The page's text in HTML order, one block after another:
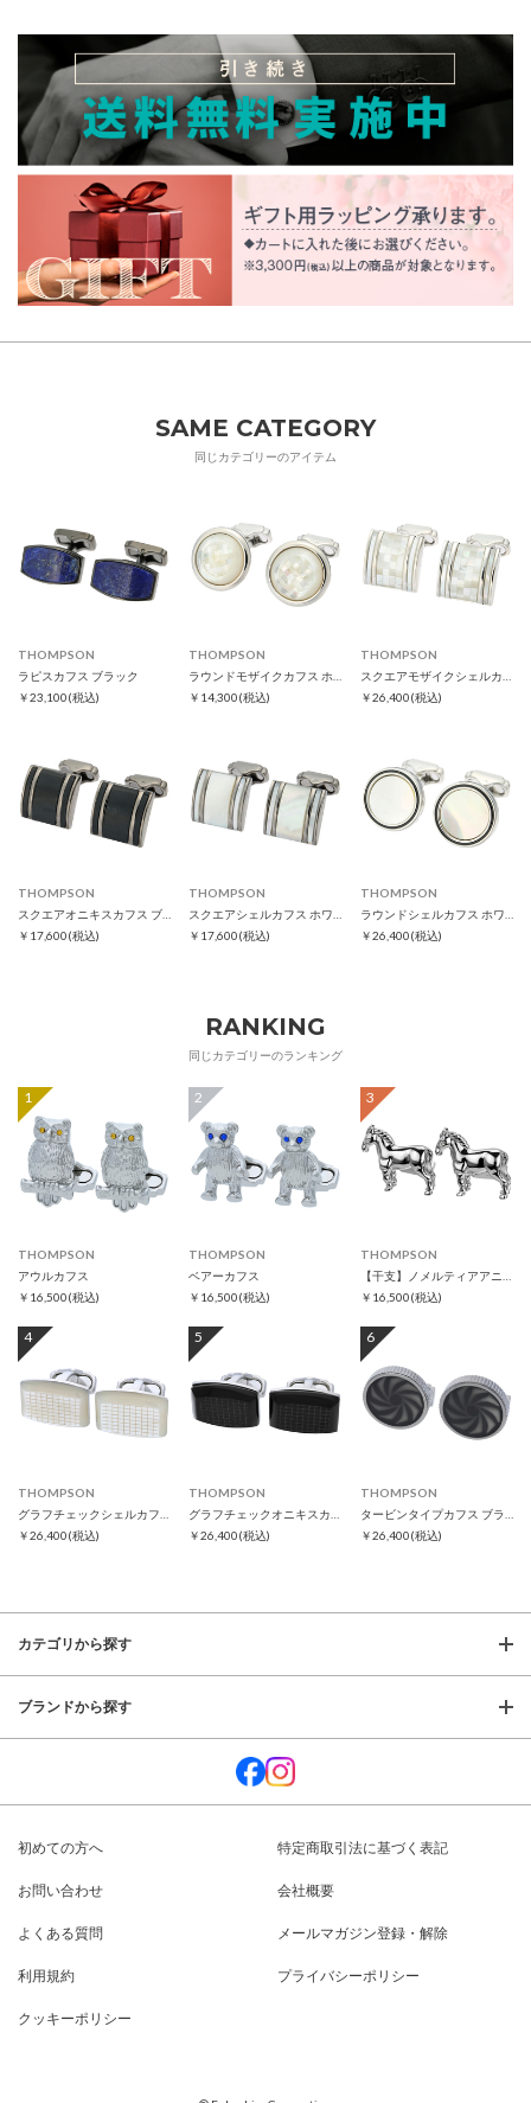
SAME CATEGORY
同じカテゴリーのアイテム
THOMPSON
ラピスカフス ブラック
￥23,100(税込)
THOMPSON
￥14,300(税込)
THOMPSON
￥26,400(税込)
THOMPSON
￥17,600(税込)
THOMPSON
￥17,600(税込)
THOMPSON
￥26,400(税込)
RANKING
同じカテゴリーのランキング
1
THOMPSON
アウルカフス
￥16,500(税込)
2
THOMPSON
ベアーカフス
￥16,500(税込)
3
THOMPSON
￥16,500(税込)
4
THOMPSON
￥26,400(税込)
5
THOMPSON
￥26,400(税込)
6
THOMPSON
￥26,400(税込)
カテゴリから探す
ブランドから探す
初めての方へ 特定商取引法に基づく表記
お問い合わせ 会社概要
よくある質問 メールマガジン登録・解除
利用規約 プライバシーポリシー
クッキーポリシー